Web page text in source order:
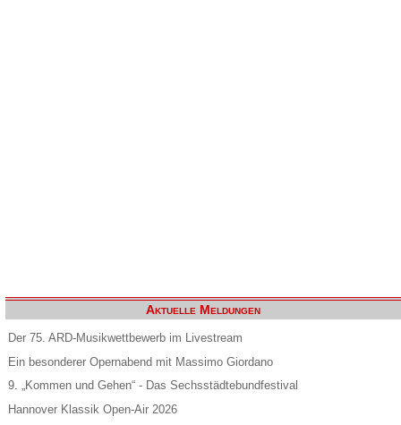
Aktuelle Meldungen
Der 75. ARD-Musikwettbewerb im Livestream
Ein besonderer Opernabend mit Massimo Giordano
9. „Kommen und Gehen“ - Das Sechsstädtebundfestival
Hannover Klassik Open-Air 2026